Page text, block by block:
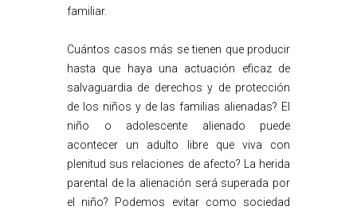
familiar.
Cuántos casos más se tienen que producir
hasta que haya una actuación eficaz de
salvaguardia de derechos y de protección
de los niños y de las familias alienadas? El
niño o adolescente alienado puede
acontecer un adulto libre que viva con
plenitud sus relaciones de afecto? La herida
parental de la alienación será superada por
el niño? Podemos evitar como sociedad